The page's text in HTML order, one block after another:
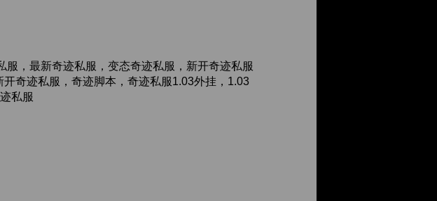
，最新奇迹私服，变态奇迹私服，新开奇迹私服
奇迹私服，奇迹脚本，奇迹私服1.03外挂，1.03
私服